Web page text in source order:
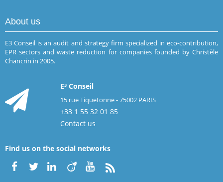
About us
E3 Conseil is an audit and strategy firm specialized in eco-contribution,
EPR sectors and waste reduction for companies founded by Christèle
Chancrin in 2005.
E³ Conseil
15 rue Tiquetonne - 75002 PARIS
+33 1 55 32 01 85
Contact us
Find us on the social networks